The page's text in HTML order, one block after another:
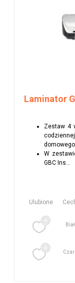
Laminator
Zestaw 4
W
GBC Ins...
Ulubione